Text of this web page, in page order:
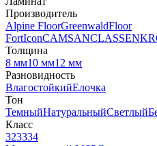
Производитель
Alpine FloorGreenwaldFloor
FortIconCAMSANCLASSEN
Толщина
8 мм10 мм12 мм
Разновидность
ВлагостойкийЕлочка
Тон
ТемныйНатуральныйСветлый
Класс
323334